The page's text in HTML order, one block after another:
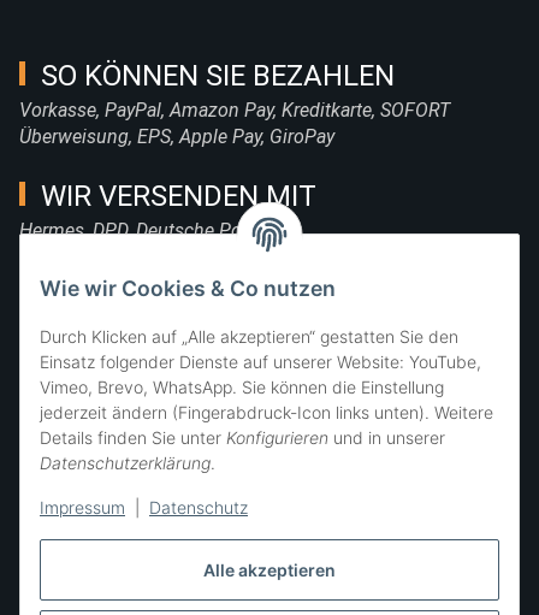
Alle akzeptieren
Wie wir Cookies & Co nutzen
Durch Klicken auf „Alle akzeptieren“ gestatten Sie den
Einsatz folgender Dienste auf unserer Website: YouTube,
Vimeo, Brevo, WhatsApp. Sie können die Einstellung
jederzeit ändern (Fingerabdruck-Icon links unten). Weitere
Details finden Sie unter Konfigurieren und in unserer
Datenschutzerklärung.
Impressum Datenschutz
SO KÖNNEN SIE BEZAHLEN
Vorkasse, PayPal, Amazon Pay, Kreditkarte, SOFORT
Überweisung, EPS, Apple Pay, GiroPay
WIR VERSENDEN MIT
Hermes, DPD, Deutsche Post, DHL
FOLGE UNS
SIE ERREICHEN UNS